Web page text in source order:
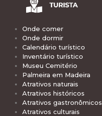
Onde comer
Onde dormir
Calendário turístico
Inventário turístico
Museu Cemitério
Palmeira em Madeira
Atrativos naturais
Atrativos históricos
Atrativos gastronômicos
Atrativos culturais